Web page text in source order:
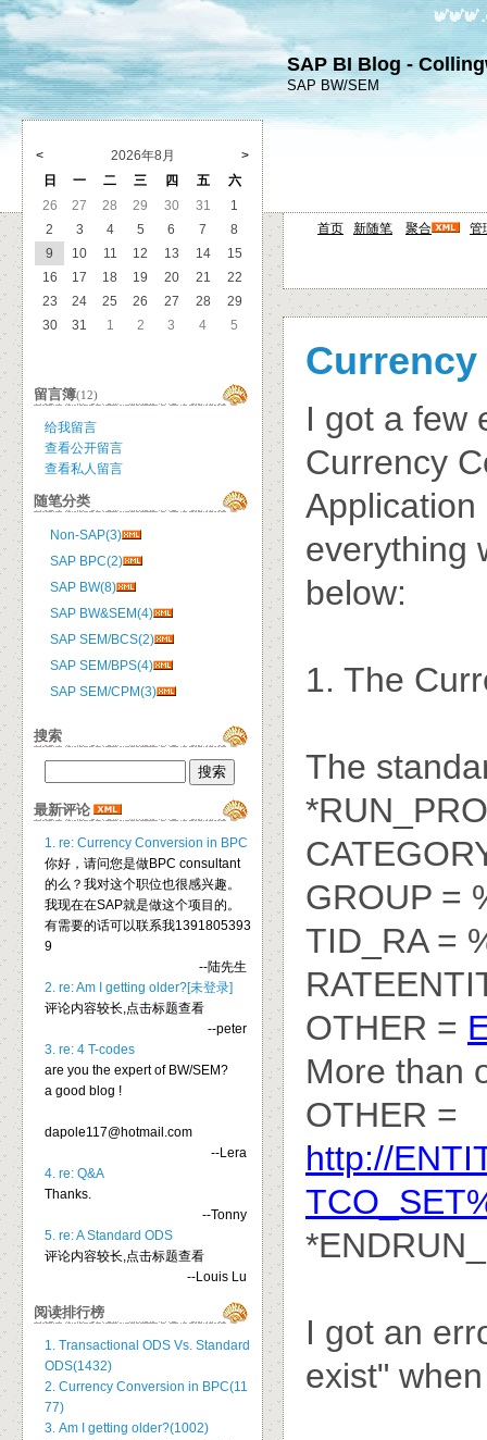
SAP BI Blog -
SAP BW/SEM
首页 新随笔 聚合 管
I got a few
Currency
Application
everything
below:
1. The
The
GROUP =
TID_RA =
OTHER =
More than
OTHER =
http://
I got an
exist"
< 2026年8月
>
日
一 二 三 四 五
六
26
27 28 29 30 31
1
2
3 4 5 6 7
8
9
10 11 12 13 14
15
16
17 18 19 20 21
22
23
24 25 26 27 28
29
30
31 1 2 3 4 5
留言簿(12)
给我留言
查看公开留言
查看私人留言
随笔分类
Non-SAP(3)
SAP BPC(2)
SAP BW(8)
SAP BW&SEM(4)
SAP SEM/BCS(2)
SAP SEM/BPS(4)
SAP SEM/CPM(3)
搜索
最新评论
1. re: Currency Conversion in BPC
你好，请问您是做BPC consultant
的么？我对这个职位也很感兴趣。
我现在在SAP就是做这个项目的。
有需要的话可以联系我1391805393
9
--陆先生
2. re: Am I getting older?[未登录]
评论内容较长,点击标题查看
--peter
3. re: 4 T-codes
are you the expert of BW/SEM?
a good blog !
dapole117@hotmail.com
--Lera
4. re: Q&A
Thanks.
--Tonny
5. re: A Standard ODS
评论内容较长,点击标题查看
--Louis Lu
阅读排行榜
1. Transactional ODS Vs. Standard
ODS(1432)
2. Currency Conversion in BPC(11
77)
3. Am I getting older?(1002)